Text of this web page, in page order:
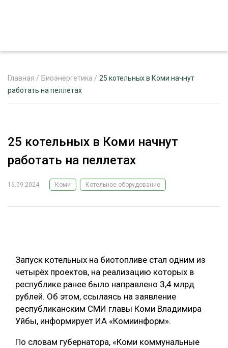
РЕКЛАМОДАТЕЛЯМ
ЛЕСНОЕ ХОЗЯЙСТВО
ЦИФРОВАЯ СРЕДА
БИОЭНЕРГЕТИКА
ЛЕСОВОССТАНОВЛЕНИЕ И ЗАЩИТА
ЛОГИСТИКА
РУБРИКИ
ТЕМАТИЧЕСКИЕ ПРОЕКТЫ
ПОДБОРКИ СТАТЕЙ
Главная / Биоэнергетика / 25 котельных в Коми начнут
работать на пеллетах
25 котельных в Коми начнут
работать на пеллетах
16.09.2024 Коми Котельное оборудование
Запуск котельных на биотопливе стал одним из
четырёх проектов, на реализацию которых в
республике ранее было направлено 3,4 млрд
рублей. Об этом, ссылаясь на заявление
республиканским СМИ главы Коми Владимира
Уйбы, информирует ИА «Комиинформ».
По словам губернатора, «Коми коммунальные